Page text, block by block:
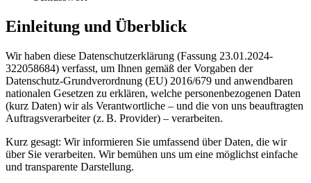
Einleitung und Überblick
Wir haben diese Datenschutzerklärung (Fassung 23.01.2024-
322058684) verfasst, um Ihnen gemäß der Vorgaben der
Datenschutz-Grundverordnung (EU) 2016/679 und anwendbaren
nationalen Gesetzen zu erklären, welche personenbezogenen Daten
(kurz Daten) wir als Verantwortliche – und die von uns beauftragten
Auftragsverarbeiter (z. B. Provider) – verarbeiten.
Kurz gesagt: Wir informieren Sie umfassend über Daten, die wir
über Sie verarbeiten. Wir bemühen uns um eine möglichst einfache
und transparente Darstellung.